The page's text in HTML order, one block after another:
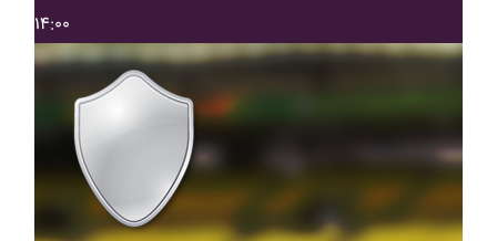
۱۴:۰۰